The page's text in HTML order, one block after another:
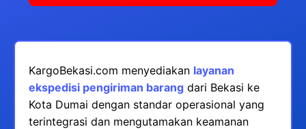
KargoBekasi.com menyediakan layanan
ekspedisi pengiriman barang dari Bekasi ke
Kota Dumai dengan standar operasional yang
terintegrasi dan mengutamakan keamanan